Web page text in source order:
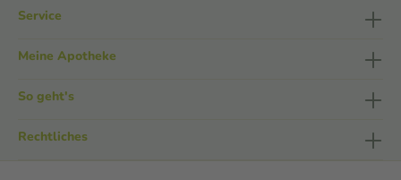
Service
Meine Apotheke
So geht's
Rechtliches